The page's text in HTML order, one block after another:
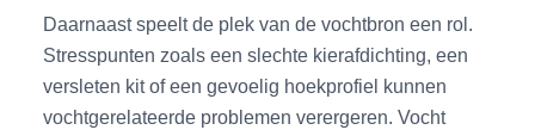
Daarnaast speelt de plek van de vochtbron een rol.
Stresspunten zoals een slechte kierafdichting, een
versleten kit of een gevoelig hoekprofiel kunnen
vochtgerelateerde problemen verergeren. Vocht